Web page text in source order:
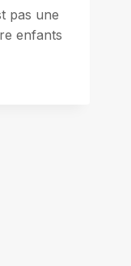
pas une
enfants